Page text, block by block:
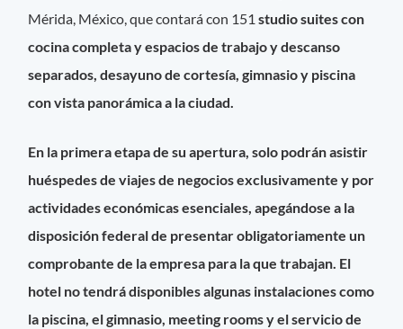
Mérida, México, que contará con 151 studio suites con
cocina completa y espacios de trabajo y descanso
separados, desayuno de cortesía, gimnasio y piscina
con vista panorámica a la ciudad.
En la primera etapa de su apertura, solo podrán asistir
huéspedes de viajes de negocios exclusivamente y por
actividades económicas esenciales, apegándose a la
disposición federal de presentar obligatoriamente un
comprobante de la empresa para la que trabajan. El
hotel no tendrá disponibles algunas instalaciones como
la piscina, el gimnasio, meeting rooms y el servicio de